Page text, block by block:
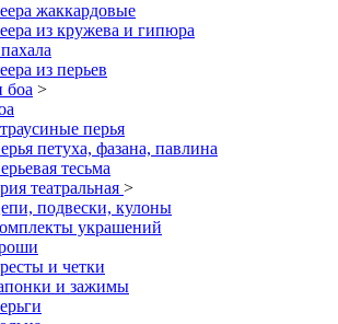
жаккардовые
из кружева и гипюра
из перьев
боа >
перья
петуха, фазана, павлина
тесьма
театральная >
подвески, кулоны
украшений
и четки
и зажимы